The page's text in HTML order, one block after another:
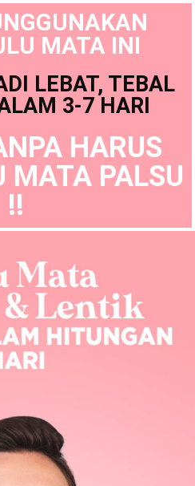
MATA INI
LEBAT, TEBAL
3-7 HARI
HARUS
MATA PALSU
!!